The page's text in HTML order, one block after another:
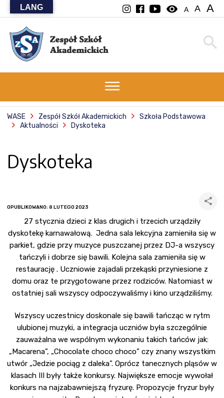
visibility A A A
WASE Zespół Szkół Akademickich
Szkoła Podstawowa
Aktualności
Dyskoteka
Dyskoteka
OPUBLIKOWANO: 8 LUTEGO 2023
27 stycznia dzieci z klas drugich i trzecich urządziły
dyskotekę karnawałową. Jedna sala lekcyjna zamieniła się w
parkiet, gdzie przy muzyce puszczanej przez DJ-a wszyscy
tańczyli i dobrze się bawili. Kolejna sala zamieniła się w
restaurację . Uczniowie zajadali przekąski przyniesione z
domu oraz te przygotowane przez rodziców. Natomiast w
ostatniej sali wszyscy odpoczywaliśmy i kino urządziliśmy.
Wszyscy uczestnicy doskonale się bawili tańcząc w rytm
ulubionej muzyki, a integracja uczniów była szczególnie
zauważalna we wspólnym wykonaniu takich tańców jak:
„Macarena”, „Chocolate choco choco” czy znany wszystkim
utwór „Jedzie pociąg z daleka”. Oprócz tanecznych pląsów w
klasach III były także konkursy. Największe emocje wywołał
konkurs na najzabawniejszą fryzurę. Propozycje fryzur były
LANG